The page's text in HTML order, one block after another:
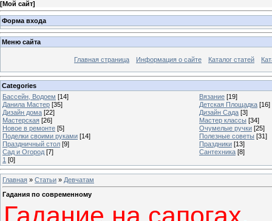
[Мой сайт]
Форма входа
Меню сайта
Главная страница Информация о сайте Каталог статей
Categories
Бассейн, Водоем [14] Вязание [19]
Данила Мастер [35] Детская Площадка [16]
Дизайн дома [22] Дизайн Сада [3]
Мастерская [26] Мастер классы [34]
Новое в ремонте [5] Очумелые ручки [25]
Поделки своими руками [14] Полезные советы [31]
Праздничный стол [9] Праздники [13]
Сад и Огород [7] Сантехника [8]
1 [0]
Главная » Статьи » Девчатам
Гадания по современному